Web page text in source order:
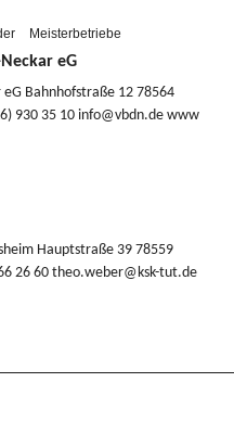
Meisterbetriebe
eG
Bahnhof­straße 12 78564
930 35 10 info@​vbdn.​de www​
Haupt­straße 39 78559
26 60 theo.​weber@​ksk-​tut.​de